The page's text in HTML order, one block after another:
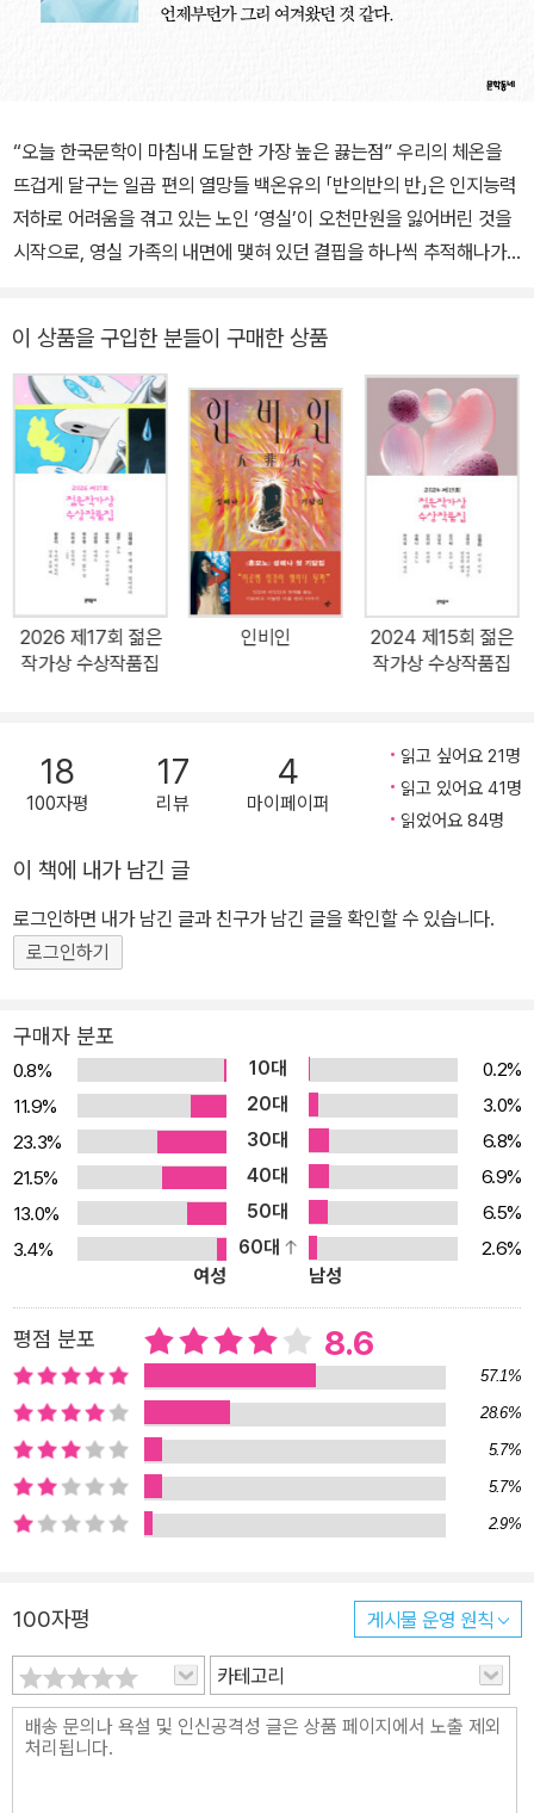
“오늘 한국문학이 마침내 도달한 가장 높은 끓는점” 우리의 체온을
뜨겁게 달구는 일곱 편의 열망들 백온유의 「반의반의 반」은 인지능력
저하로 어려움을 겪고 있는 노인 ‘영실’이 오천만원을 잃어버린 것을
시작으로, 영실 가족의 내면에 맺혀 있던 결핍을 하나씩 추적해나가
호하는 영실의 태도는 혈육이 아닌 타인에게 의지할 수밖에 없는 노
년 여성의 위태로운 현실을 드러낸다. “안정적 문장과 전개, 생생한
인물 표현과 상황의 여러 면을 접고 접어 들여다보는 신중함까지 적
어도 내가 소설에서 기대하는 모든 것이 들어 있었다”(심사평, 소설
가 김금희)는 평과 함께 대상작으로 선정되었다. 강보라의 「바우어의
정원」은 세 차례의 유산 후 재기를 꿈꾸는 배우 ‘은화’가 자신의 상처
를 동료 ‘정림’의 상처로 각색해 무대에 올리라는 주문에 순응하는 대
신 정림과 연대하기를 택하는 이야기로, 자기 상처의 주인이 되는 일
의 숭고함을 아픈 문장으로 그려낸 작품이다. 서장원의 「리틀 프라이
드」는 탑 수술을 거친 트랜스남성 ‘토미’와 키가 작아 사지연장술을
을 유려하고 적확한 문장으로 그려낸다. 성해나의 「길티 클럽: 호랑이
만지기」는 촬영중 아역에게 상해를 입혀 물의를 빚은 영화감독 ‘김
곤’과 그를 추종하는 모임 ‘길티 클럽’이라는, 실제로 존재할 법한 핍
터져나오는 불편한 진실을 적나라하게 드러내 보인다. 성혜령의 「원
경」은 유방암 가족력을 지녔다는 이유로 오랜 연인인 ‘원경’에게 이별
을 통보했던 ‘신오’가 도리어 자신이 암에 걸려 그녀를 다시 찾게 된다
돌 정자 공여 시술이 상용화된 시대, ‘최애’의 아기를 임신할 수 있다
는 파격적인 설정 속에서 아름다움이라는 절대적 가치를 향해 거침없
이 돌진하는 여성의 욕망과 좌절을 내밀하게 그려낸 문제작이다. 현
호정의 「~~물결치는~몸~떠다니는~혼~~」은 ‘지구에 빙의된 사
람’이라는 신화적 상상력을 밀도 높은 묘사와 실험적인 문체로 효과
적으로 펼쳐 보인 작품으로, 전 지구적 재앙이 닥친 절체절명의 위기
속에서 서로 기생하고 공생하며 생존했던 인류의 이야기를 통해 생명
의 근원과 세계의 기원을 찾아 거슬러올라간다. ★ 2010년 제1회부
던 것은 선고심과 해설을 맡아주는 선고위원들 덕분이다. 젊은작가상
선고심은 한 해 동안 발표된 수많은 중단편소설을 꼼꼼하게 살펴 읽
고 그중에서 특히 주목할 만한 작품을 비평하는 계간 『문학동네』 계
간평 코너를 바탕으로 이루어져왔다. 지난 일 년간 이 작업을 맡아준
성현아, 전승민, 전청림, 최다영 평론가가 심사 대상작 가운데 스무 편
을 선별했고, 여기에 올해 추천위원으로 위촉된 김멜라, 김유진, 안보
어의 정원」, 백온유 「반의반의 반」, 서장원 「리틀 프라이드」, 성해나
「길티 클럽: 호랑이 만지기」, 성혜령 「원경」, 이희주 「최애의 아이」, 현
호정 「~~물결치는~몸~떠다니는~혼~~」을 두고 거듭된 토론과 투
표가 이어진 끝에 대상 수상작으로 「반의반의 반」이 선정되었다. 이
소설에는 기대가 어느새 원망으로 뒤바뀌고 의심이 오히려 믿음이 되
이 상품을 구입한 분들이 구매한 상품
2026 제17회 젊은
작가상 수상작품집
인비인
2024 제15회 젊은
작가상 수상작품집
18
100자평
17
리뷰
4
마이페이퍼
읽고 싶어요 21명
읽고 있어요 41명
읽었어요 84명
이 책에 내가 남긴 글
로그인하면 내가 남긴 글과 친구가 남긴 글을 확인할 수 있습니다.
로그인하기
구매자 분포
0.8% 10대
0.2%
11.9%
20대
3.0%
23.3%
30대
6.8%
21.5%
40대
6.9%
13.0%
50대
6.5%
3.4%
60대
2.6%
여성
남성
평점 분포 8.6
57.1%
28.6%
5.7%
5.7%
2.9%
100자평 게시물 운영 원칙
카테고리